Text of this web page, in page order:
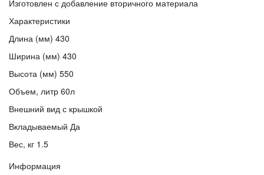
Изготовлен с добавление вторичного материала
Характеристики
Длина (мм) 430
Ширина (мм) 430
Высота (мм) 550
Объем, литр 60л
Внешний вид с крышкой
Вкладываемый Да
Вес, кг 1.5
Информация